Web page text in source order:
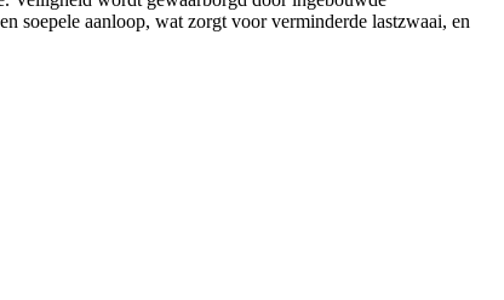
soepele aanloop, wat zorgt voor verminderde lastzwaai, en